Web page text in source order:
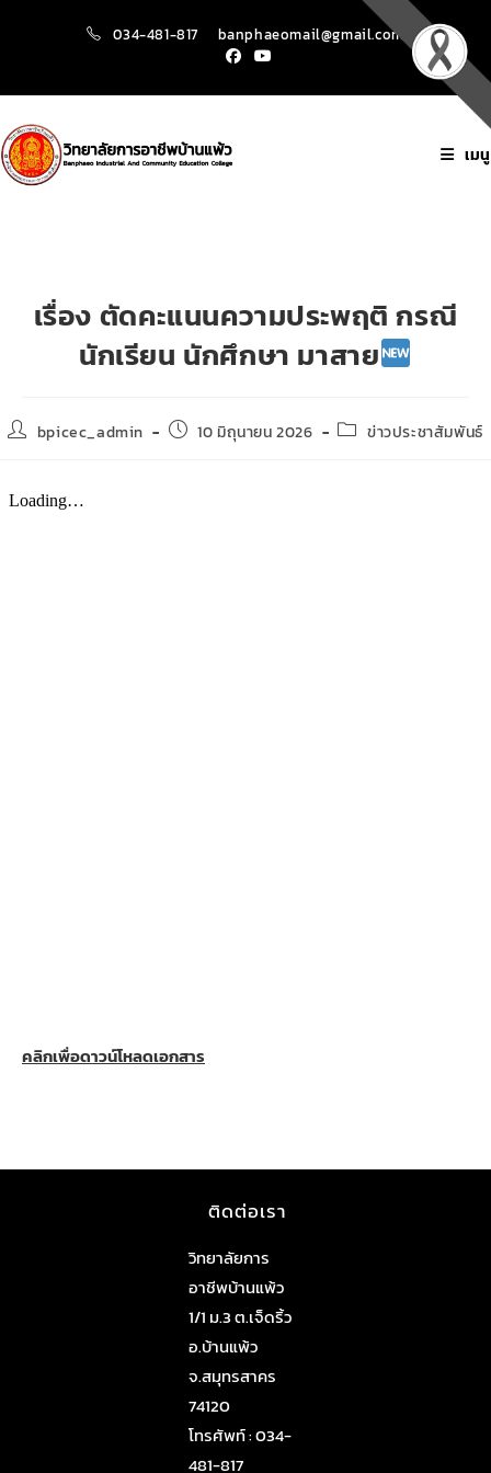
034-481-817 banphaeomail@gmail.com
เมนู
เรื่อง ตัดคะแนนความประพฤติ กรณี
นักเรียน นักศึกษา มาสาย
bpicec_admin 10 มิถุนายน 2026 ข่าวประชาสัมพันธ์
คลิกเพื่อดาวน์โหลดเอกสาร
ติดต่อเรา
วิทยาลัยการ
อาชีพบ้านแพ้ว
1/1 ม.3 ต.เจ็ดริ้ว
อ.บ้านแพ้ว
จ.สมุทรสาคร
74120
โทรศัพท์ : 034-
481-817